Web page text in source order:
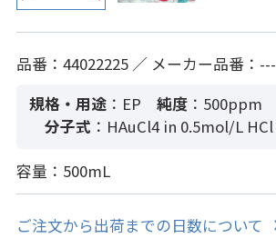
品番：44022225 ／ メーカー品番：---
規格・用途 ：EP 純度：500ppm
分子式 ：HAuCl4 in 0.5mol/L HCl
容量：500mL
ご注文から出荷までの日数について